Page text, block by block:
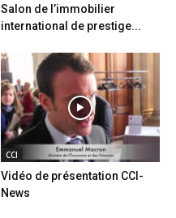
Salon de l’immobilier
international de prestige...
CCI
Vidéo de présentation CCI-
News